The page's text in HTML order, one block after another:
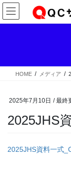
コ
ン
テ
ス
ナ
ビ
ゲ
ン
HOME メディア
2025年7月10日 / 最終
2025JHS
2025JHS資料一式